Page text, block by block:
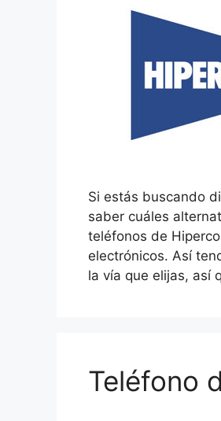
Si estás buscando
saber cuáles
teléfonos de
electrónicos. Así
la vía que elijas, así
Teléfono